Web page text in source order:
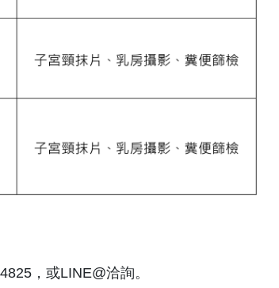
，或LINE@洽詢。